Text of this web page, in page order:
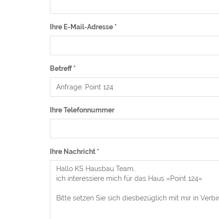
Ihre E-Mail-Adresse *
Betreff*
Ihre Telefonnummer
Ihre Nachricht *